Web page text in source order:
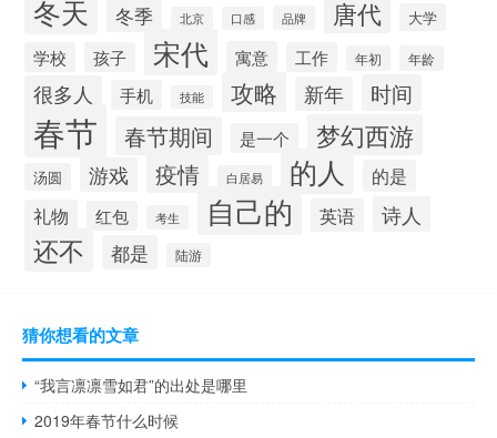
冬天 冬季 北京 口感 品牌 唐代 大学
学校 孩子 宋代 寓意 工作 年初 年龄
很多人 手机 技能 攻略 新年 时间
春节 春节期间 是一个 梦幻西游
汤圆 游戏 疫情 白居易 的人
的是
礼物
红包 考生 自己的 英语 诗人
还不 都是 陆游
猜你想看的文章
“我言凛凛雪如君”的出处是哪里
2019年春节什么时候